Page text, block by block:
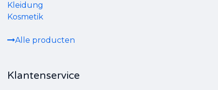
Kleidung
Kosmetik
Alle producten
Klantenservice